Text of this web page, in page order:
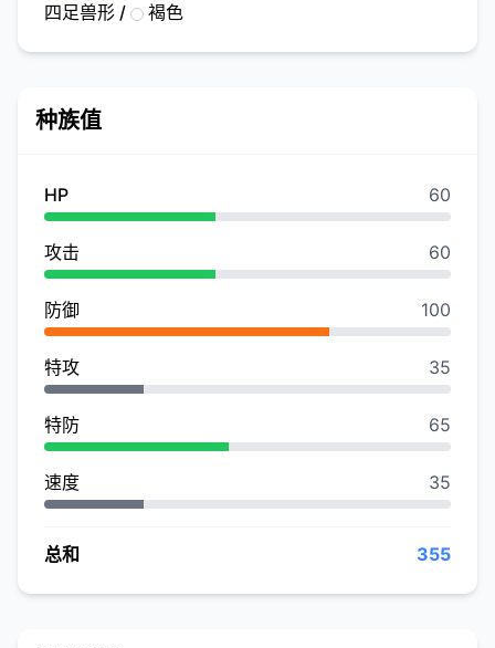
四足兽形 / 褐色
种族值
HP 60
攻击 60
防御 100
特攻 35
特防 65
速度 35
总和 355